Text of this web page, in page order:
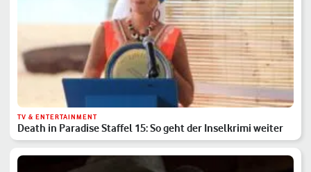
TV & ENTERTAINMENT
Death in Paradise Staffel 15: So geht der Inselkrimi weiter